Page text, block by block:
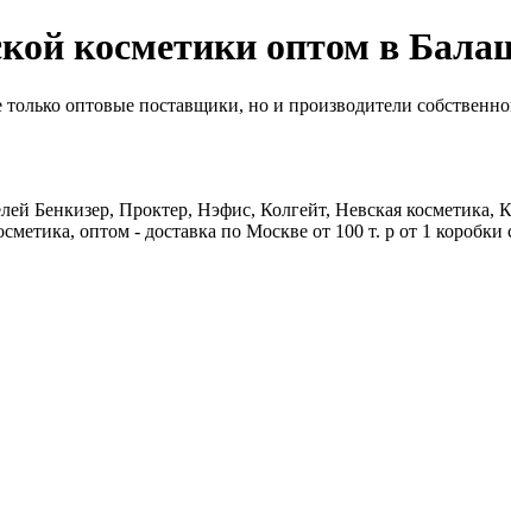
косметики оптом в
оптовые поставщики, но и производители
Бенкизер, Проктер, Нэфис, Колгейт, Невская
оптом - доставка по Москве от 100 т. р от 1 коробки